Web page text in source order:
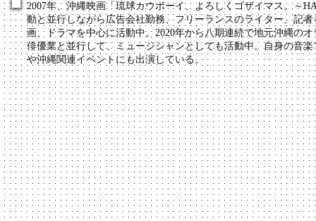
2007年、沖縄映画「琉球カウボーイ、よろしくゴザイマス。～
動と並行しながら広告会社勤務、フリーランスのライター、記
画、ドラマを中心に活動中。2020年から八期連続で地元沖縄の
俳優業と並行して、ミュージシャンとしても活動中。自身の音
や沖縄関連イベントにも出演している。